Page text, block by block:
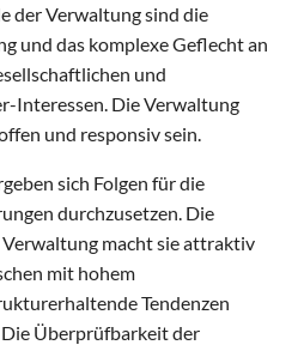
der Verwaltung sind die
und das komplexe Geflecht an
und
Interessen. Die Verwaltung
und responsiv sein.
sich Folgen für die
durchzusetzen. Die
macht sie attraktiv
mit hohem
Tendenzen
Überprüfbarkeit der